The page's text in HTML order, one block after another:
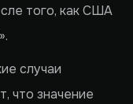
того, как США
случаи
что значение